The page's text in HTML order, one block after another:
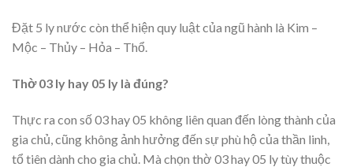
Đặt 5 ly nước còn thể hiện quy luật của ngũ hành là Kim –
Mộc – Thủy – Hỏa – Thổ.
Thờ 03 ly hay 05 ly là đúng?
Thực ra con số 03 hay 05 không liên quan đến lòng thành của
gia chủ, cũng không ảnh hưởng đến sự phù hộ của thần linh,
tổ tiên dành cho gia chủ. Mà chọn thờ 03 hay 05 ly tùy thuộc